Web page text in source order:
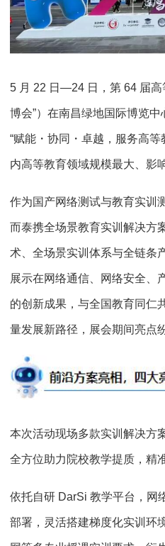
5 月 22 日—24 日，第 64 届高
博会”）在南昌绿地国际博览
“赋能・协同・卓越，服务高等
内高等教育领域规模最大、影
作为国产网络测试与教育实训
而泰携全场景教育实训解决方
术、全场景实训体系与全链条
展示在网络通信、网络安全、
的创新成果，与全国教育同仁
量发展新路径，展会期间亮点
本次活动现场多款实训解决方
全方位助力院校教学提质，精
依托自研 DarSi 教学平台，网
部署，灵活搭建梯度化实训环